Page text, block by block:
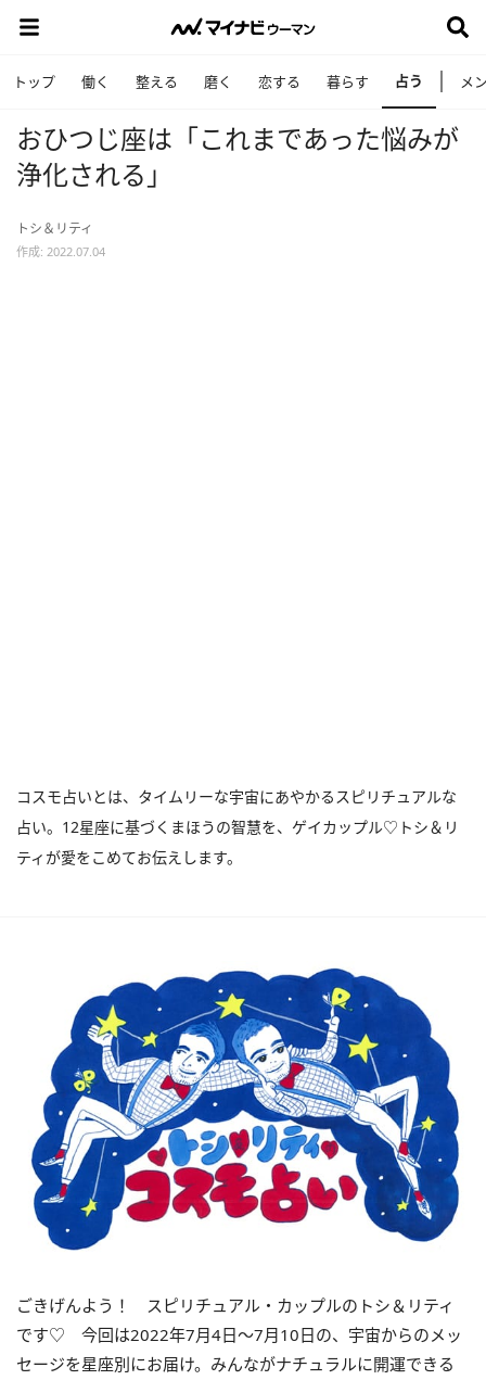
トップ 働く 整える 磨く 恋する 暮らす 占う メ
おひつじ座は「これまであった悩みが
浄化される」
トシ＆リティ
作成: 2022.07.04
コスモ占いとは、タイムリーな宇宙にあやかるスピリチュアルな
占い。12星座に基づくまほうの智慧を、ゲイカップル♡トシ＆リ
ティが愛をこめてお伝えします。
ごきげんよう！ スピリチュアル・カップルのトシ＆リティ
です♡ 今回は2022年7月4日〜7月10日の、宇宙からのメッ
セージを星座別にお届け。みんながナチュラルに開運できる